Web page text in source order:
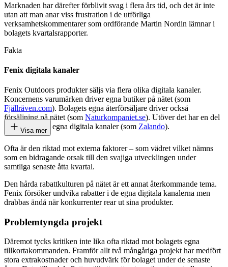
Marknaden har därefter förblivit svag i flera års tid, och det är inte
utan att man anar viss frustration i de utförliga
verksamhetskommentarer som ordförande Martin Nordin lämnar i
bolagets kvartalsrapporter.
Fakta
Fenix digitala kanaler
Fenix Outdoors produkter säljs via flera olika digitala kanaler.
Koncernens varumärken driver egna butiker på nätet (som
Fjällräven.com). Bolagets egna återförsäljare driver också
försäljning på nätet (som Naturkompaniet.se). Utöver det har en del
grossistkunder egna digitala kanaler (som Zalando).
Visa mer
Ofta är den riktad mot externa faktorer – som vädret vilket nämns
som en bidragande orsak till den svajiga utvecklingen under
samtliga senaste åtta kvartal.
Den hårda rabattkulturen på nätet är ett annat återkommande tema.
Fenix försöker undvika rabatter i de egna digitala kanalerna men
drabbas ändå när konkurrenter rear ut sina produkter.
Problemtyngda projekt
Däremot tycks kritiken inte lika ofta riktad mot bolagets egna
tillkortakommanden. Framför allt två mångåriga projekt har medfört
stora extrakostnader och huvudvärk för bolaget under de senaste